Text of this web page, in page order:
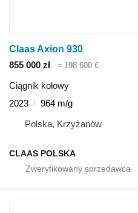
Claas Axion 930
855 000 zł
≈ 198 600 €
Ciągnik kołowy
2023
964 m/g
Polska, Krzyżanów
CLAAS POLSKA